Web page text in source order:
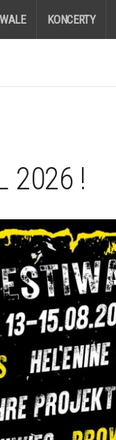
KONCERTY
2026 !